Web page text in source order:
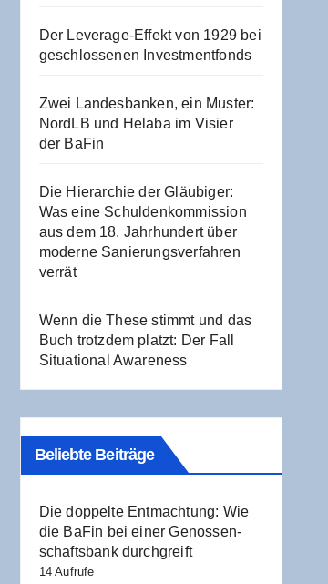
Der Levera­ge-Effekt von 1929 bei
geschlos­se­nen Investmentfonds
Zwei Lan­des­ban­ken, ein Mus­ter:
NordLB und Hela­ba im Visier
der BaFin
Die Hier­ar­chie der Gläu­bi­ger:
Was eine Schul­den­kom­mis­si­on
aus dem 18. Jahr­hun­dert über
moder­ne Sanie­rungs­ver­fah­ren
verrät
Wenn die The­se stimmt und das
Buch trotz­dem platzt: Der Fall
Situa­tio­nal Awareness
Beliebte Beiträge
Die dop­pel­te Ent­mach­tung: Wie
die BaFin bei einer Genos­sen­
schafts­bank durchgreift
14 Aufrufe